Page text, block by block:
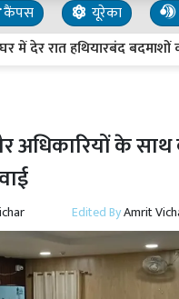
कैंपस यूरेका
रात हथियारबंद बदमाशों
अधिकारियों के
Edited ByAmrit